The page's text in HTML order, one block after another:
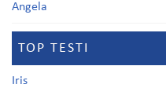
Angela
TOP TESTI
Iris